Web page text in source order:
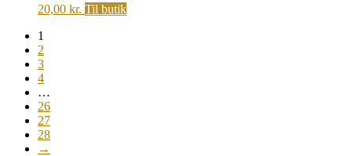
20,00 kr. Til butik
1
2
3
4
…
26
27
28
→